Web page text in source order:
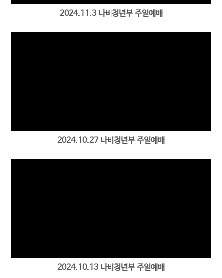
2024.11.3 나비청년부 주일예배
2024.10.27 나비청년부 주일예배
2024.10.13 나비청년부 주일예배